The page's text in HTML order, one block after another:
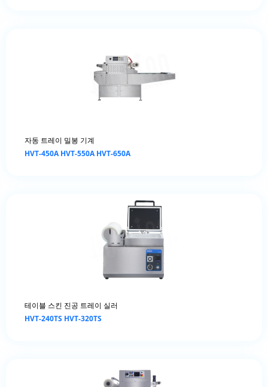
자동 트레이 밀봉 기계
HVT-450A HVT-550A HVT-650A
테이블 스킨 진공 트레이 실러
HVT-240TS HVT-320TS